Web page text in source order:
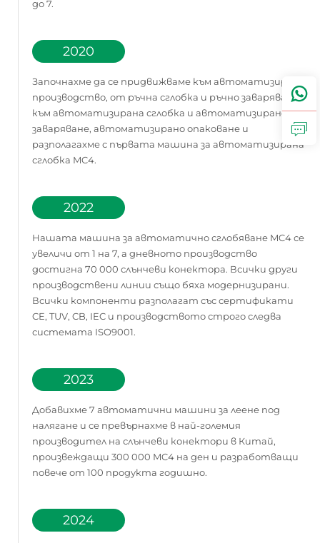
до 7.
2020
Започнахме да се придвижваме към автоматизирано
производство, от ръчна сглобка и ръчно заваряване
към автоматизирана сглобка и автоматизирано
заваряване, автоматизирано опаковане и
разполагахме с първата машина за автоматизирана
сглобка MC4.
2022
Нашата машина за автоматично сглобяване MC4 се
увеличи от 1 на 7, а дневното производство
достигна 70 000 слънчеви конектора. Всички други
производствени линии също бяха модернизирани.
Всички компоненти разполагат със сертификати
CE, TUV, CB, IEC и производството строго следва
системата ISO9001.
2023
Добавихме 7 автоматични машини за леене под
налягане и се превърнахме в най-големия
производител на слънчеви конектори в Китай,
произвеждащи 300 000 MC4 на ден и разработващи
повече от 100 продукта годишно.
2024